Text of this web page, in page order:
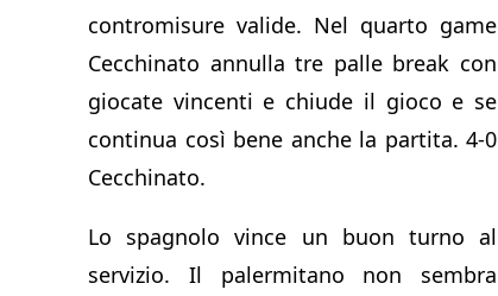
contromisure valide. Nel quarto game
Cecchinato annulla tre palle break con
giocate vincenti e chiude il gioco e se
continua così bene anche la partita. 4-0
Cecchinato.
Lo spagnolo vince un buon turno al
servizio. Il palermitano non sembra